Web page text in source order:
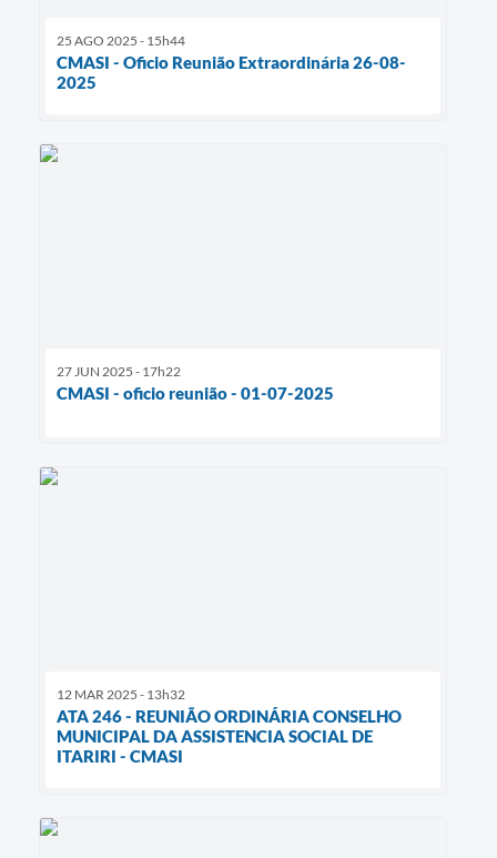
25 AGO 2025 - 15h44
CMASI - Oficio Reunião Extraordinária 26-08-
2025
27 JUN 2025 - 17h22
CMASI - oficio reunião - 01-07-2025
12 MAR 2025 - 13h32
ATA 246 - REUNIÃO ORDINÁRIA CONSELHO
MUNICIPAL DA ASSISTENCIA SOCIAL DE
ITARIRI - CMASI